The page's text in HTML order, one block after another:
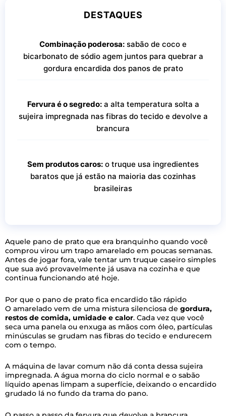
DESTAQUES
Combinação poderosa: sabão de coco e
bicarbonato de sódio agem juntos para quebrar a
gordura encardida dos panos de prato
Fervura é o segredo:a alta temperatura solta a
sujeira impregnada nas fibras do tecido e devolve a
brancura
Sem produtos caros: o truque usa ingredientes
baratos que já estão na maioria das cozinhas
brasileiras
Aquele pano de prato que era branquinho quando você
comprou virou um trapo amarelado em poucas semanas.
Antes de jogar fora, vale tentar um truque caseiro simples
que sua avó provavelmente já usava na cozinha e que
continua funcionando até hoje.
Por que o pano de prato fica encardido tão rápido
O amarelado vem de uma mistura silenciosa de gordura,
restos de comida, umidade e calor. Cada vez que você
seca uma panela ou enxuga as mãos com óleo, partículas
minúsculas se grudam nas fibras do tecido e endurecem
com o tempo.
A máquina de lavar comum não dá conta dessa sujeira
impregnada. A água morna do ciclo normal e o sabão
líquido apenas limpam a superfície, deixando o encardido
grudado lá no fundo da trama do pano.